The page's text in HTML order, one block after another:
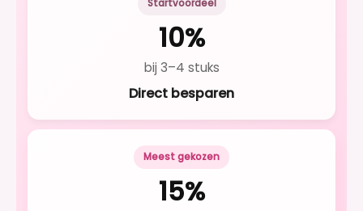
Startvoordeel
10%
bij 3–4 stuks
Direct besparen
Meest gekozen
15%